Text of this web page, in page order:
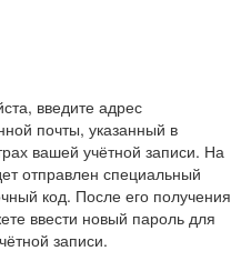
введите адрес
почты, указанный в
вашей учётной записи. На
отправлен специальный
код. После его получения
ввести новый пароль для
записи.